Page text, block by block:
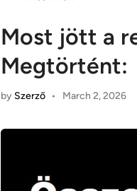
Most jött a
Megtörtént:
by Szerző • March 2, 2026